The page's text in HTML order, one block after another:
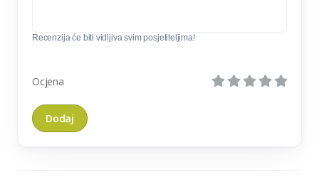
Recenzija će biti vidljiva svim posjetiteljima!
Ocjena